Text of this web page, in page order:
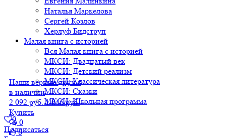
Наталья Маркелова
Сергей Козлов
Херлуф Бидструп
Малая книга с историей
Вся Малая книга с историей
МКСИ: Двадцатый век
МКСИ: Детский реализм
МКСИ: Классическая литература
МКСИ: Сказки
МКСИ: Школьная программа
0
Подписаться
Наши верные друзья
в наличии
2 092 руб. 1 046 руб.
Купить
0
0